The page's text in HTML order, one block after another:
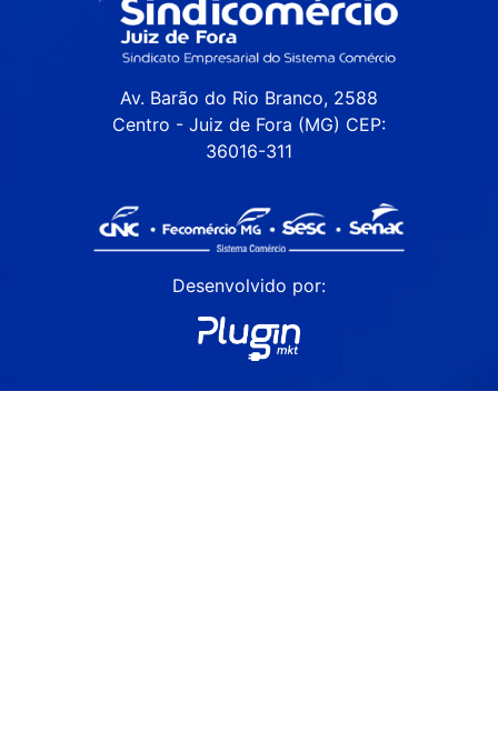
Av. Barão do Rio Branco, 2588
Centro - Juiz de Fora (MG) CEP:
36016-311
Desenvolvido por: